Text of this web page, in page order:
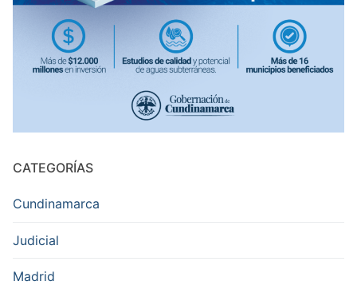
CATEGORÍAS
Cundinamarca
Judicial
Madrid